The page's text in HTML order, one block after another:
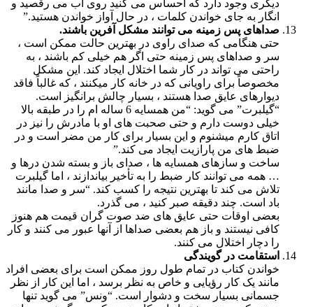
دیگری وجود دارد که احساس می کنید روی آب می رقصید و
انگار به جای خواندن کلمات ، در حال آواز خواندن هستید.”
صداهای پس زمینه می توانند مشکل آفرین باشند.
حتی هنگامی که صدای راوی در بهترین حالت ممکن است ،
سر و صداهای پس زمینه حتی اگر هم خیلی کم باشند ، به
راحتی می تواند در کار شما اختلال ایجاد کند. این مشکل
مخصوصاً برای راویانی که در خانه کار میکنند ، که غالباً فاقد
دیوارهای عایق صدا هستند ، بسیار چالش برانگیز است.
“گیلبرت” می گوید: “من همسایه 6 ساله ام را در طبقه بالا
خیلی دوست دارم و حتی صحبت های او با مادرش را نیز در
اتاق کارم میشنوم و این بسیار برای کار من مضر است و در
ضبط های من پارازیت ایجاد می کند.”
ساخت و سازهای همسایه ها ، صدای باز و بسته شدن درها و
… همه می توانند کار ضبط را به تأخیر بیاندازند ، اما گیلبرت
تلاش می کند تا بهترین نتیجه را کسب کند. “سر و صدا مانند
باد است. چند دقیقه صبر کنید ، می گذرد.
بعضی اوقات حتی عایق های ضد صوت گران قیمت هم هنوز
کافی نیستند و باز هم بعضی صداها از آنها عبور می کنند و کار
را دچار اختلال می کنند.
استقامت در گویندگی
خواندن کتاب در تمام طول روز ممکن است برای بعضی افراد
مانند یک کار رؤیایی و خاص به نظر برسد ، اما این کار از نظر
جسمانی بسیار سخت و دشوار است. “ونس” می گوید تنها